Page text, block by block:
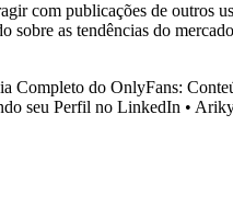
com publicações de outros
as tendências do
Completo do OnlyFans:
seu Perfil no LinkedIn •